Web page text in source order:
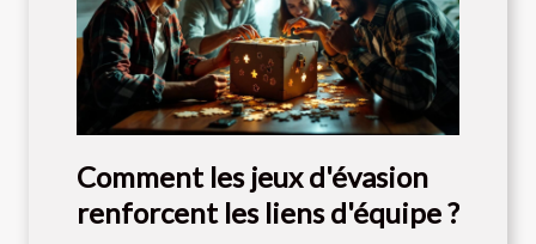
Comment les jeux d'évasion
renforcent les liens d'équipe ?